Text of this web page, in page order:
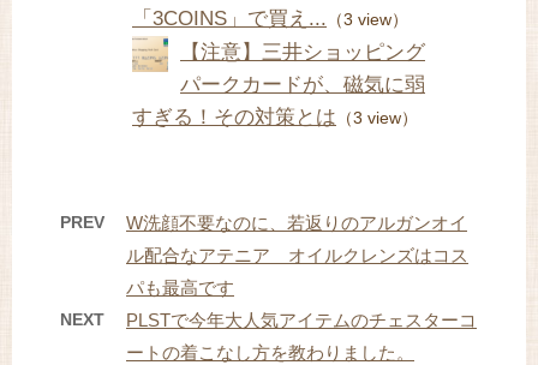
「3COINS」で買え... （3 view）
【注意】三井ショッピング
パークカードが、磁気に弱
すぎる！その対策とは （3 view）
PREV
W洗顔不要なのに、若返りのアルガンオイ
ル配合なアテニア オイルクレンズはコス
パも最高です
NEXT
PLSTで今年大人気アイテムのチェスターコ
ートの着こなし方を教わりました。